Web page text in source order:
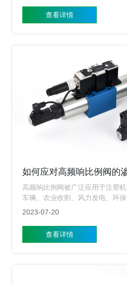
查看详情
如何应对高频响比例阀的
高频响比例阀被广泛应用于注塑
车辆、农业收割、风力发电、环
用过程中，有时候会出现渗漏的
2023-07-20
查看详情